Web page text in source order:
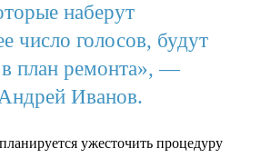
наберут
число голосов, будут
план ремонта», —
Андрей Иванов.
ужесточить процедуру